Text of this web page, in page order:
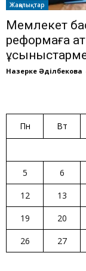
Жаңалықтар
Мемлекет
реформаға
Назерке Әділбекова
Пн Вт
5
6
12
13
19
20
26
27